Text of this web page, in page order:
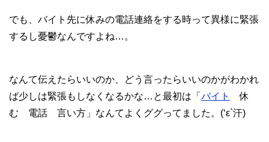
でも、バイト先に休みの電話連絡をする時って異様に緊張
するし憂鬱なんですよね…。
なんて伝えたらいいのか、どう言ったらいいのかがわかれ
ば少しは緊張もしなくなるかな…と最初は「 バイト
休
む 電話 言い方」なんてよくググってました。(‘ε`汗)